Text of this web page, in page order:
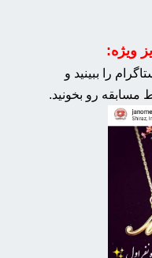
را ببینید و
رو بخونید.